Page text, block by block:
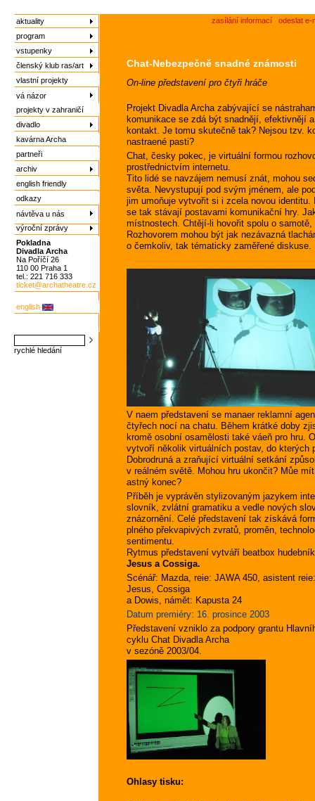
aktuality
program
vstupenky
členský klub ras/art
vlastní projekty
vá názor
projekty v zahraničí
divadlo
kavárna Archa
partneři
archiv
english friendly
odkazy
návtěva u nás
výroční zprávy
Pokladna
Divadla Archa
Na Poříčí 26
110 00 Praha 1
tel.: 221 716 333
ticket@archatheatre.cz
english
rychlé hledání
zasílání informací odeslat e-
Chat-Nebezpečně snadné známosti
On-line představení pro čtyři hráče
Projekt Divadla Archa zabývající se
komunikace se zdá být snadnějí, efektivnějí
kontakt. Je tomu skutečně tak? Nejsou tzv.
nastraené pasti?
Chat, česky pokec, je virtuální formou
prostřednictvím internetu.
Tito lidé se navzájem nemusí znát, mohou
světa. Nevystupují pod svým jménem, ale
jim umoňuje vytvořit si i zcela novou
se tak stávají postavami komunikační hry.
místnostech. Chtějí-li hovořit spolu o samotě,
Rozhovorem mohou být jak nezávazná
o čemkoliv, tak tématicky zaměřené diskuse.
V naem představení se manaer reklamní
čtyřech nocí na chatu. Během krátké doby
kromě osobní osamělosti také váeň pro hru.
vytvoří několik virtuálních postav, do kterých
Dobrodruná a zraňující virtuální setkání
v reálném světě. Mohou hru ukončit? Můe
astný konec?
Příběh je vyprávěn stylizovaným jazykem
slovník, zvlátní gramatiku a vedle nových
znázornění. Celé představení tak získává
plného překvapivých zvratů, proměn,
sentimentu.
Rytmus představení vytváří beatbox
Jesus a Cossiga.
Scénář: Mazda, reie: JAWA 450, asistent
Jesus, Cossiga
a Dowis, námět: Kapusta 24
Datum premiéry: 16. prosince 2003
Představení vzniklo za podpory grantu
cyklu Chat Divadla Archa
v sezóně 2003/04.
Ohlasy tisku: